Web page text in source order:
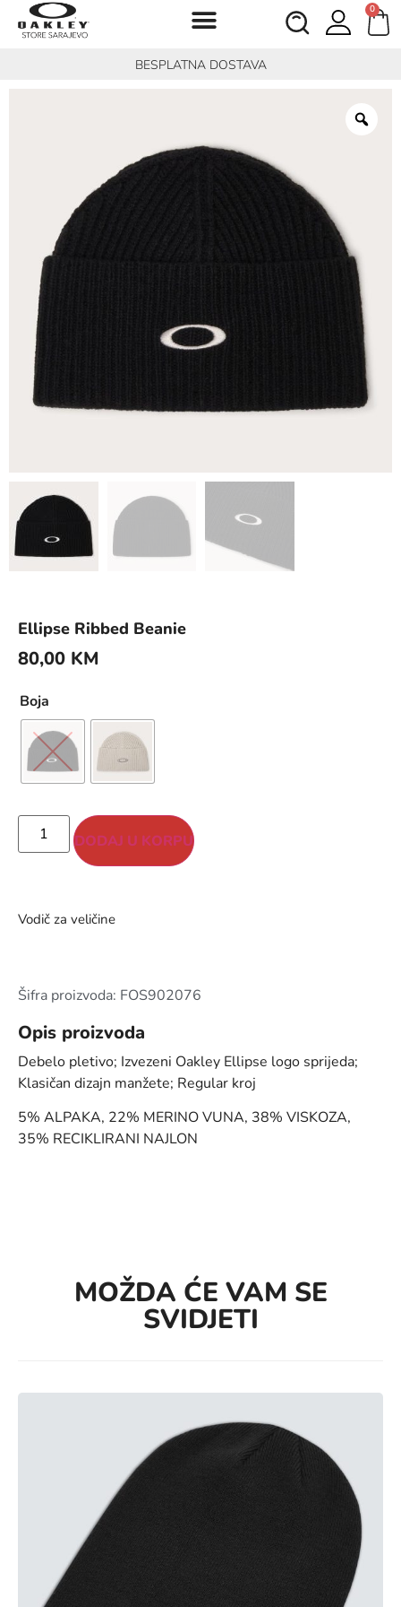
0
BESPLATNA DOSTAVA
Ellipse Ribbed Beanie
80,00 KM
Boja
DODAJ U KORPU
Vodič za veličine
Šifra proizvoda: FOS902076
Opis proizvoda
Debelo pletivo; Izvezeni Oakley Ellipse logo sprijeda;
Klasičan dizajn manžete; Regular kroj
5% ALPAKA, 22% MERINO VUNA, 38% VISKOZA,
35% RECIKLIRANI NAJLON
MOŽDA ĆE VAM SE
SVIDJETI